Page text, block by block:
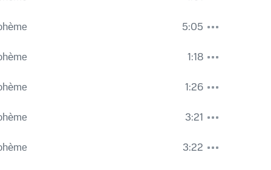
5:05
1:18
1:26
3:21
3:22